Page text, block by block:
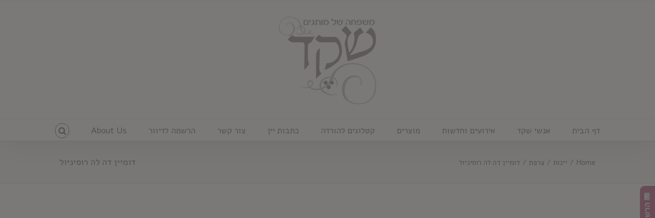
דף הבית אנשי שקד אירועים וחדשות מוצרים קטלוגים להורדה כתבות יין צור קשר הרשמה לדיוור About Us
דומיין דה לה רוסיניול Home
/ יינות / צרפת / דומיין דה לה רוסיניול